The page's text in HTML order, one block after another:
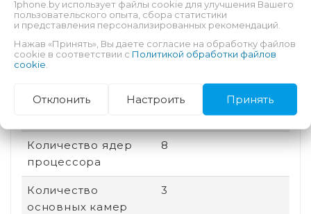
памяти
Соотношение
сторон
20:9
Количество ядер
процессора
8
Количество
основных камер
3
1phone.by использует файлы cookie для улучшения Вашего
пользовательского опыта, сбора статистики
и представления персонализированных рекомендаций.
Нажав «Принять», Вы даете согласие на обработку файлов
cookie в соответствии с Политикой обработки файлов
cookie
Отклонить Настроить Принять